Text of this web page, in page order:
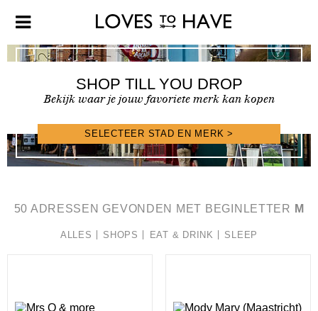
SHOP TILL YOU DROP
Bekijk waar je jouw favoriete merk kan kopen
SHOPFINDER >
SELECTEER STAD EN MERK >
50 ADRESSEN GEVONDEN MET BEGINLETTER M
ALLES SHOPS EAT & DRINK SLEEP